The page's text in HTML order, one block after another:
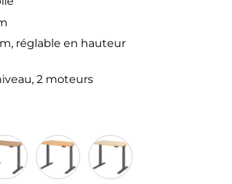
réglable en hauteur
2 moteurs